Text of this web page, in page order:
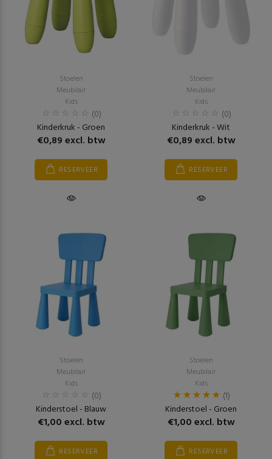
Stoelen
Meubilair
Kids
(0)
Kinderkruk - Groen
€0,89 excl. btw
RESERVEER
Stoelen
Meubilair
Kids
(0)
Kinderkruk - Wit
€0,89 excl. btw
RESERVEER
Stoelen
Meubilair
Kids
(0)
Kinderstoel - Blauw
€1,00 excl. btw
RESERVEER
Stoelen
Meubilair
Kids
(1)
Kinderstoel - Groen
€1,00 excl. btw
RESERVEER